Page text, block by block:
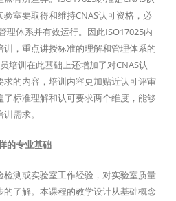
室要取得和维持CNAS认可资格，必
理体系并有效运行。因此ISO17025内
，重点讲授标准的理解和管理体系的
培训在此基础上还增加了对CNAS认
的内容，培训内容更加贴近认可评审
标准理解和认可要求两个维度，能够
需求。
的专业基础
测或实验室工作经验，对实验室质量
了解。本课程的教学设计从基础概念